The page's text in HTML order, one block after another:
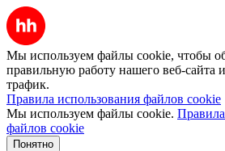
Мы используем файлы cookie, чтобы
правильную работу нашего веб-сайта
трафик.
Правила использования файлов cookie
Мы используем файлы cookie.
файлов cookie
Понятно